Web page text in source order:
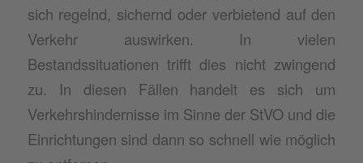
sich regelnd, sichernd oder verbietend auf den
Verkehr auswirken. In vielen
Bestandssituationen trifft dies nicht zwingend
zu. In diesen Fällen handelt es sich um
Verkehrshindernisse im Sinne der StVO und die
Einrichtungen sind dann so schnell wie möglich